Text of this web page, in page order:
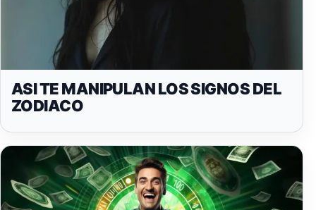
ASI TE MANIPULAN LOS SIGNOS DEL
ZODIACO